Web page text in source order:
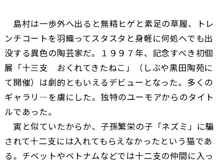
島村は一歩外へ出ると無精ヒゲと素足の草履、トレ
ンチコートを羽織ってスタスタと身軽に何処へでも出
没する異色の陶芸家だ。１９９７年、記念すべき初個
展「十三支 おくれてきたねこ」（しぶや黒田陶苑に
て開催）は劇的ともいえるデビューとなった。多くの
ギャラリ―を虜にした。独特のユーモアからのタイト
ルであった。
寅と似ていたからか、子孫繁栄の子「ネズミ」に騙
されて十二支には入れてもらえなかったという猫であ
る。チベットやベトナムなどでは十二支の仲間に入っ